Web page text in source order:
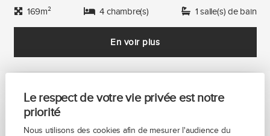
Le respect de votre vie privée est notre
priorité
Nous utilisons des cookies afin de mesurer l'audience du
169m² 4 chambre(s) 1 salle(s) de bain
En voir plus